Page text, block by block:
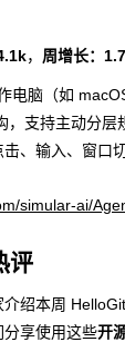
， 周增长：
电脑（如
，支持主动分
、输入、窗口
simular-ai/
评
绍本周
分享使用这些开